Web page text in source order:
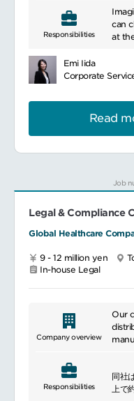
人事
式報
側法
契約
の調
に関
携強
保険
特許
との
※上
チー
for
Responsibilities
can
at
term
care
and
for
Emi Iida
Corporate
Read
Job
Legal & Compliance
Global Healthcare
9 - 12 million yen
In-house Legal
Company overview
Our
Responsibilities
同社
上で